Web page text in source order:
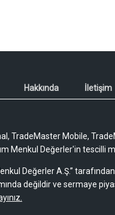
Hakkında İletişim
TradeMaster Mobile,
Menkul Değerler'in tescilli
Değerler A.Ş.”
değildir ve sermaye